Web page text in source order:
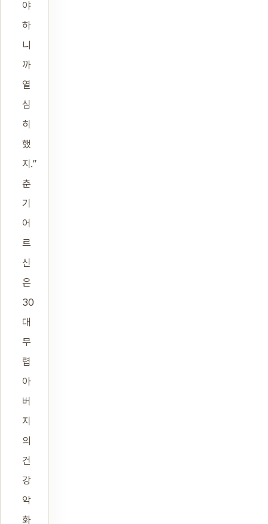
야
하
니
까
열
심
히
했
지.”
춘
기
어
르
신
은
30
대
무
렵
아
버
지
의
건
강
악
화